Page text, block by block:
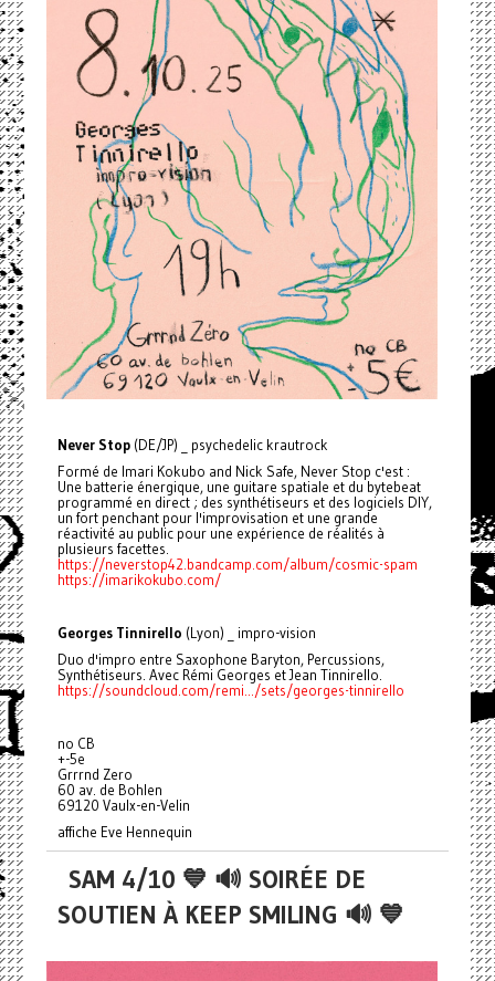
Never Stop(DE/JP) _ psychedelic krautrock
Formé de Imari Kokubo and Nick Safe, Never Stop c'est :
Une batterie énergique, une guitare spatiale et du bytebeat
programmé en direct ; des synthétiseurs et des logiciels DIY,
un fort penchant pour l'improvisation et une grande
réactivité au public pour une expérience de réalités à
plusieurs facettes.
https://neverstop42.bandcamp.com/album/cosmic-spam
https://imarikokubo.com/
Georges Tinnirello (Lyon) _ impro-vision
Duo d'impro entre Saxophone Baryton, Percussions,
Synthétiseurs. Avec Rémi Georges et Jean Tinnirello.
https://soundcloud.com/remi.../sets/georges-tinnirello
no CB
+-5e
Grrrnd Zero
60 av. de Bohlen
69120 Vaulx-en-Velin
affiche Eve Hennequin
SAM 4/10 💙 🔊 SOIRÉE DE
SOUTIEN À KEEP SMILING 🔊 💙